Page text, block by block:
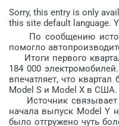
Sorry, this entry is only
this site default language.
По сообщению
помогло
Итоги первого
184 000
впечатляет, что
Model S и Model X в США.
Источник связывает
начала выпуск Model Y
было отгружено чуть